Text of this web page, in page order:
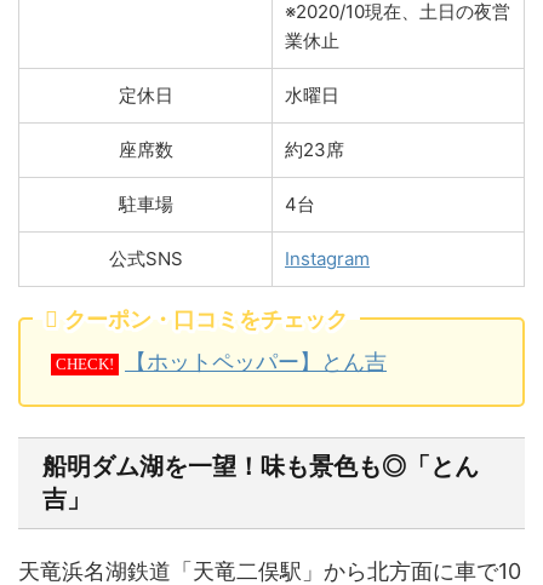
※2020/10現在、土日の夜営
業休止
定休日 水曜日
座席数 約23席
駐車場 4台
公式SNS Instagram
クーポン・口コミをチェック
CHECK! 【ホットペッパー】とん吉
船明ダム湖を一望！味も景色も◎「とん
吉」
天竜浜名湖鉄道「天竜二俣駅」から北方面に車で10